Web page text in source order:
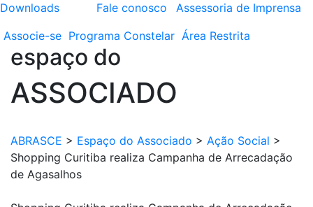
Downloads
Fale conosco
Assessoria de Imprensa
Associe-se Programa Constelar Área Restrita
espaço do
ASSOCIADO
ABRASCE > Espaço do Associado > Ação Social >
Shopping Curitiba realiza Campanha de Arrecadação
de Agasalhos